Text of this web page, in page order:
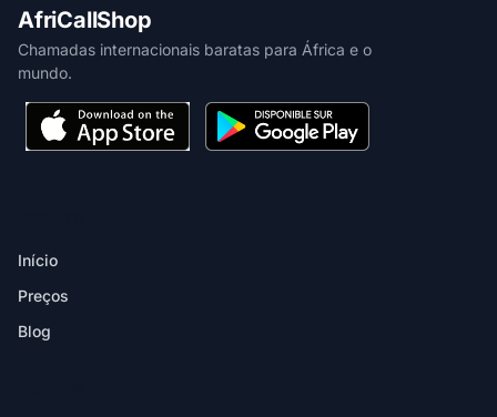
AfriCallShop
Chamadas internacionais baratas para África e o
mundo.
Início
Preços
Blog